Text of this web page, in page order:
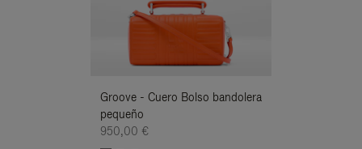
Groove - Cuero Bolso bandolera
pequeño
950,00 €